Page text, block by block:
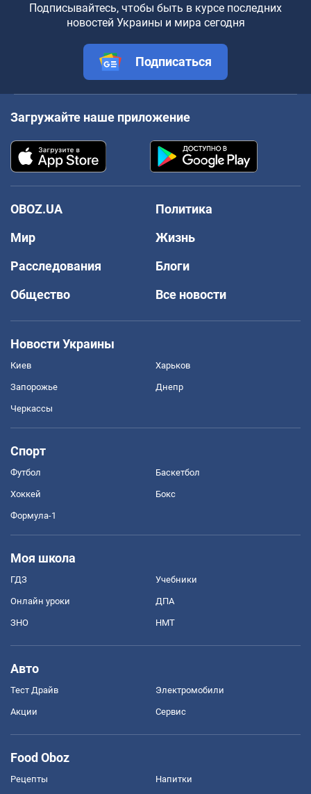
Подписывайтесь, чтобы быть в курсе последних
новостей Украины и мира сегодня
Подписаться
Загружайте наше приложение
OBOZ.UA
Политика
Мир
Жизнь
Расследования
Блоги
Общество
Все новости
Новости Украины
Киев Харьков
Запорожье Днепр
Черкассы
Спорт
Футбол Баскетбол
Хоккей Бокс
Формула-1
Моя школа
ГДЗ Учебники
Онлайн уроки ДПА
ЗНО НМТ
Авто
Тест Драйв Электромобили
Акции Сервис
Food Oboz
Рецепты Напитки